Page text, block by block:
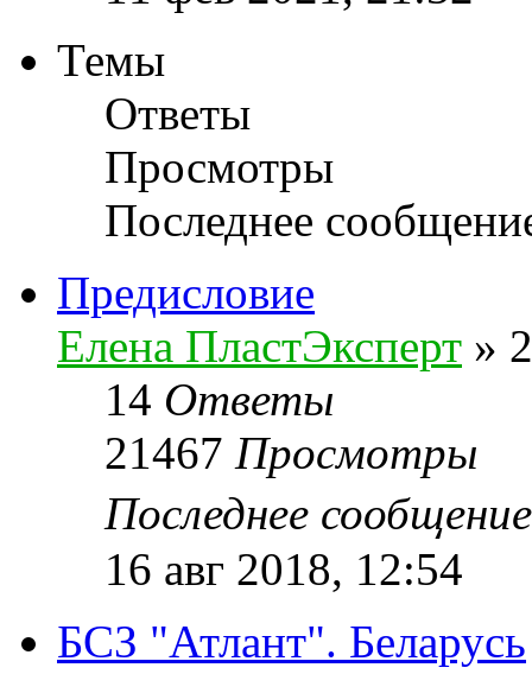
Темы
Ответы
Просмотры
Последнее
Предисловие
Елена ПластЭксперт »
14 Ответы
21467 Просмотры
Последнее
16 авг 2018, 12:54
БСЗ "Атлант". Беларусь